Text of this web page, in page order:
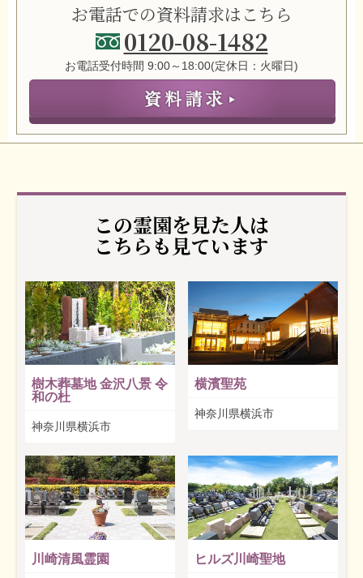
お電話での資料請求はこちら
0120-08-1482
お電話受付時間 9:00～18:00(定休日：火曜日)
この霊園を見た人は
こちらも見ています
樹木葬墓地 金沢八景 令
和の杜
神奈川県横浜市
横濱聖苑
神奈川県横浜市
川崎清風霊園 ヒルズ川崎聖地